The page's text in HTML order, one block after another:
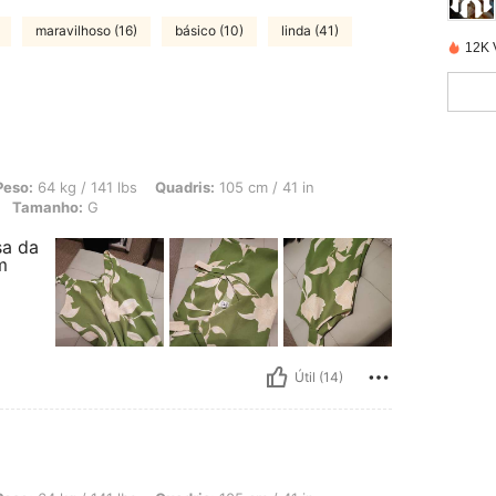
maravilhoso (16) básico (10) linda (41)
lbs, Quadris: 105 cm / 41 in, Cintura: 89 cm / 35 in, Busto: 106 cm / 42 in,
64 kg / 141 lbs Quadris: 105 cm / 41 in
Tamanho: G
da
Útil (14)
12K